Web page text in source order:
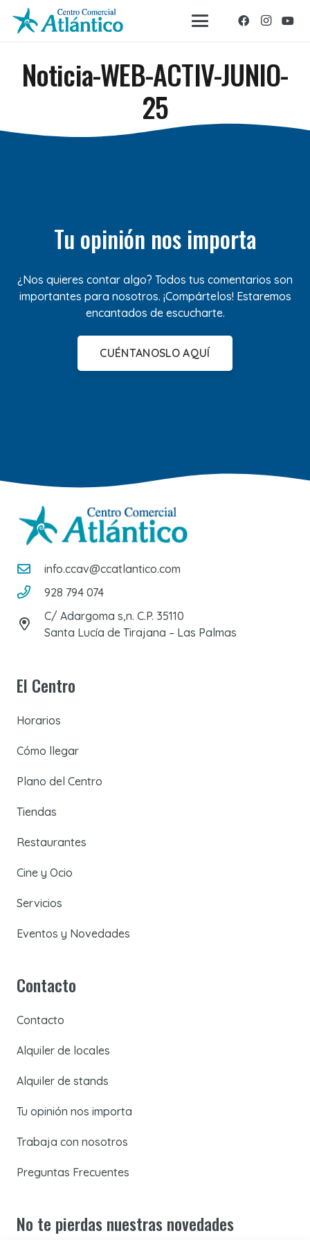
Noticia-WEB-ACTIV-JUNIO-
25
Tu opinión nos importa
¿Nos quieres contar algo? Todos tus comentarios son
importantes para nosotros. ¡Compártelos! Estaremos
encantados de escucharte.
CUÉNTANOSLO AQUÍ
info.ccav@ccatlantico.com
928 794 074
C/ Adargoma s,n. C.P. 35110
Santa Lucía de Tirajana – Las Palmas
El Centro
Horarios
Cómo llegar
Plano del Centro
Tiendas
Restaurantes
Cine y Ocio
Servicios
Eventos y Novedades
Contacto
Contacto
Alquiler de locales
Alquiler de stands
Tu opinión nos importa
Trabaja con nosotros
Preguntas Frecuentes
No te pierdas nuestras novedades